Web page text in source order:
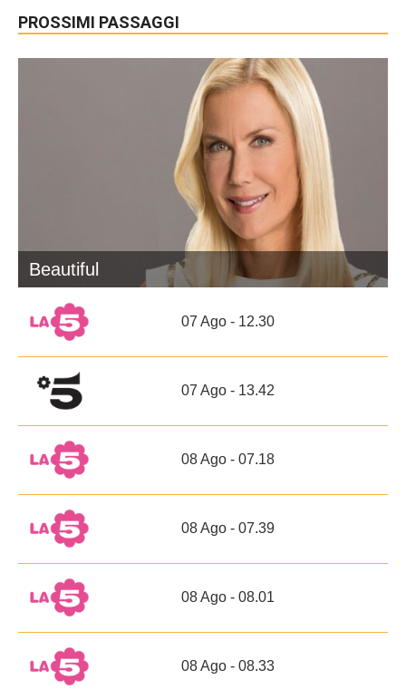
PROSSIMI PASSAGGI
Beautiful
07 Ago - 12.30
07 Ago - 13.42
08 Ago - 07.18
08 Ago - 07.39
08 Ago - 08.01
08 Ago - 08.33